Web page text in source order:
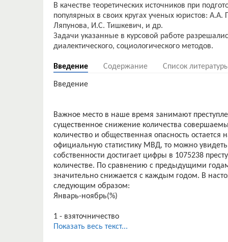
В качестве теоретических источников при
популярных в своих кругах ученых юристов:
Ляпунова, И.С. Тишкевич, и др.
Задачи указанные в курсовой работе
Введение Содержание Список
Введение
Важное место в наше время занимают
существенное снижение количества
количество и общественная опасность
официальную статистику МВД, то можно
собственности достигает цифры в 1075238
количестве. По сравнению с предыдущими
значительно снижается с каждым годом. В
следующим образом:
Январь-ноябрь(%)
1 - взяточничество
2 - убийство, умышленное причинение тяжкого
Показать весь текст...